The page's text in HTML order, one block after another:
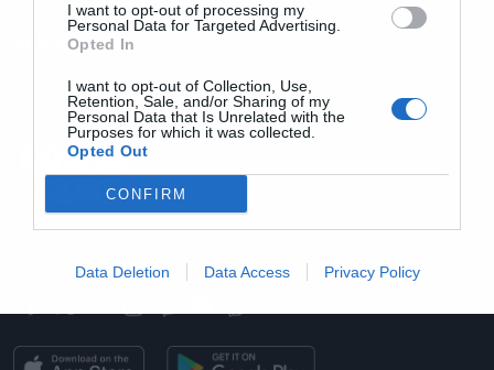
I want to opt-out of processing my
Personal Data for Targeted Advertising.
Opted In
I want to opt-out of Collection, Use,
Retention, Sale, and/or Sharing of my
Personal Data that Is Unrelated with the
Purposes for which it was collected.
Opted Out
CONFIRM
Data Deletion Data Access Privacy Policy
Επικοινωνία